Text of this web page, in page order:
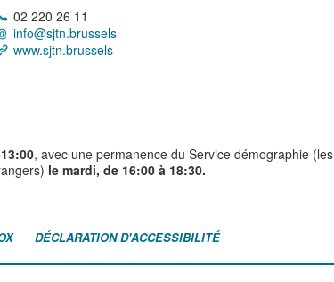
02 220 26 11
info@sjtn.brussels
www.sjtn.brussels
, avec une permanence du Service démographie (les
le mardi, de 16:00 à 18:30.
DÉCLARATION D'ACCESSIBILITÉ